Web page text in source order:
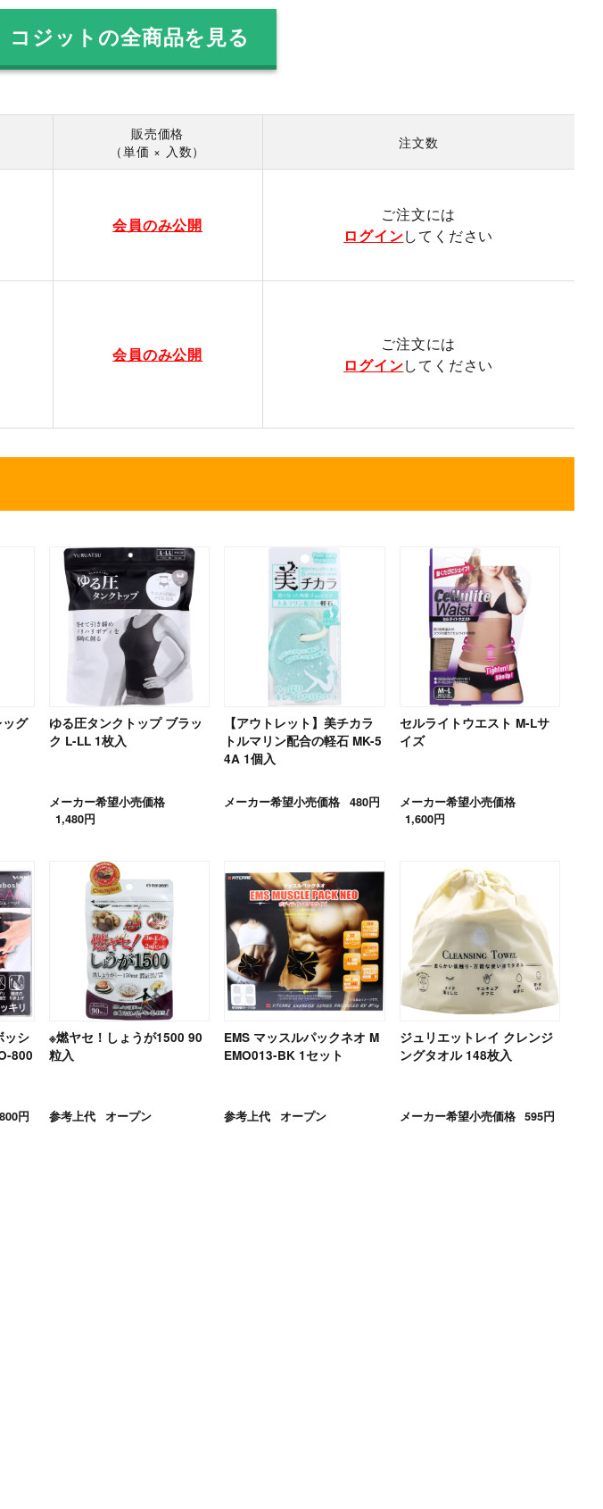
コジットの全商品を見る
販売価格
（単価 × 入数）
注文数
会員のみ公開
ご注文には
ログインしてください
会員のみ公開
ご注文には
ログインしてください
グ
ゆる圧タンクトップ ブラッ
ク L-LL 1枚入
メーカー希望小売価格
1,480円
【アウトレット】美チカラ
トルマリン配合の軽石 MK-5
4A 1個入
メーカー希望小売価格 480円
セルライトウエスト M-Lサ
イズ
メーカー希望小売価格
1,600円
ッシ
800
800円
※燃ヤセ！しょうが1500 90
粒入
参考上代 オープン
EMS マッスルパックネオ M
EMO013-BK 1セット
参考上代 オープン
ジュリエットレイ クレンジ
ングタオル 148枚入
メーカー希望小売価格 595円